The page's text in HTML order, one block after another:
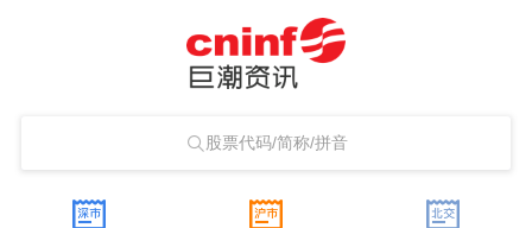
股票代码/简称/拼音